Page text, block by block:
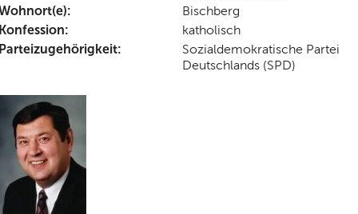
Bischberg
katholisch
Sozialdemokratische Partei
Deutschlands (SPD)